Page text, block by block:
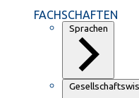
FACHSCHAFTEN
Sprachen